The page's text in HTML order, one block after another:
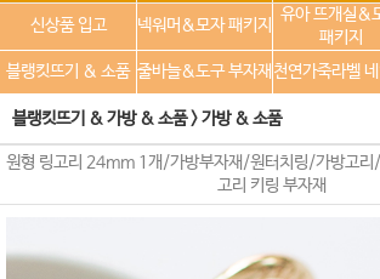
신상품 입고 넥워머&모자 패키지
유아 뜨개실&
패키지
블랭킷뜨기 & 소품 줄바늘&도구 부자재 천연가죽라벨
블랭킷뜨기 & 가방 & 소품>가방 & 소품
원형 링고리 24mm 1개/가방부자재/원터치링/가방고리
고리 키링 부자재